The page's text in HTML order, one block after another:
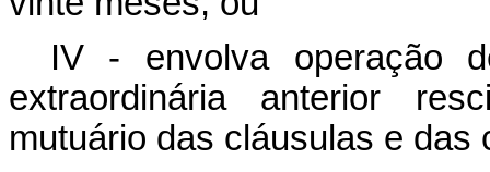
IV - envolva operação
extraordinária anterior
mutuário das cláusulas e das